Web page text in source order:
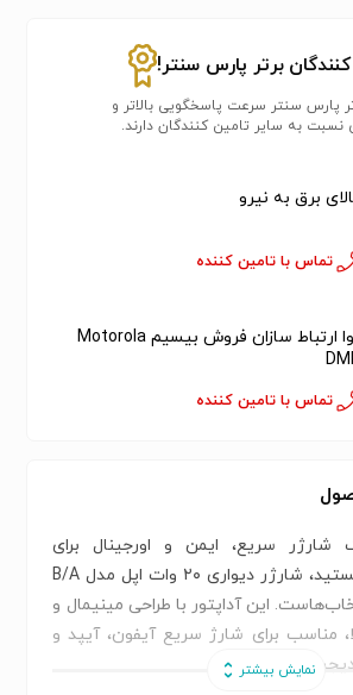
برتر پارس سنتر!
پارس سنتر سرعت پاسخگویی بالاتر و
نسبت به سایر تامین کنندگان دارند.
برق به نیرو
تماس با تامین کننده
آوا ارتباط سازان فروش بیسیم Motorola
تماس با تامین کننده
شارژر سریع، ایمن و اورجینال برای
دستگاه‌های اپل هستید، شارژر دیواری ۲۰ وات اپل مدل B/A
این آداپتور با طراحی مینیمال و
مناسب برای شارژ سریع آیفون، آیپد و
است.